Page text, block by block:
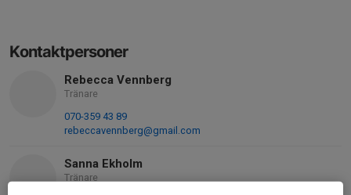
Kontaktpersoner
Rebecca Vennberg
Tränare
070-359 43 89
rebeccavennberg@gmail.com
Sanna Ekholm
Tränare